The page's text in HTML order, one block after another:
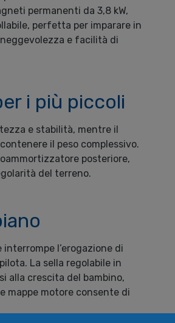
permanenti da 3,8 kW,
perfetta per imparare in
e facilità di
i più piccoli
e stabilità, mentre il
il peso complessivo.
posteriore,
del terreno.
l’erogazione di
La sella regolabile in
alla crescita del bambino,
mappe motore consente di